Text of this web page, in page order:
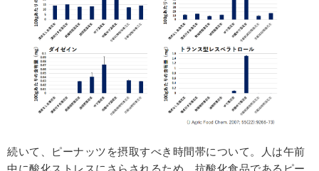
続いて、ピーナッツを摂取すべき時間帯について。人は午前